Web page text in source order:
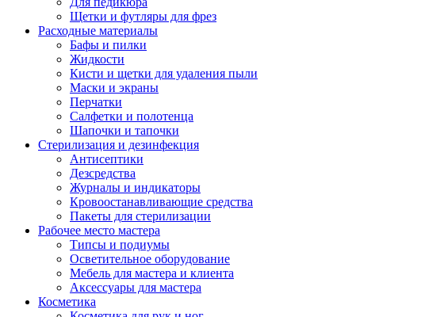
Щетки и футляры для фрез
Расходные материалы
Бафы и пилки
Жидкости
Кисти и щетки для удаления пыли
Маски и экраны
Перчатки
Салфетки и полотенца
Шапочки и тапочки
Стерилизация и дезинфекция
Антисептики
Дезсредства
Журналы и индикаторы
Кровоостанавливающие средства
Пакеты для стерилизации
Рабочее место мастера
Типсы и подиумы
Осветительное оборудование
Мебель для мастера и клиента
Аксессуары для мастера
Косметика